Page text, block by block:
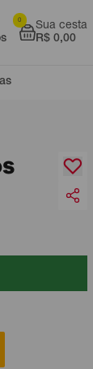
Sua cesta
R$ 0,00
0